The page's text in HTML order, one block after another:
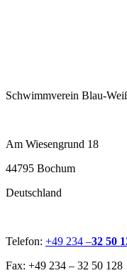
Schwimmverein Blau-
Am Wiesengrund 18
44795 Bochum
Deutschland
Telefon: +49 234 –32 50
Fax: +49 234 – 32 50 128